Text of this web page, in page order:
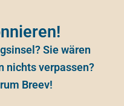
Sie wären
nichts verpassen?
Breev!